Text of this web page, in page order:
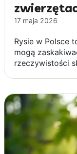
17 maja 2026
Rysie w Polsce
mogą
rzeczywistości